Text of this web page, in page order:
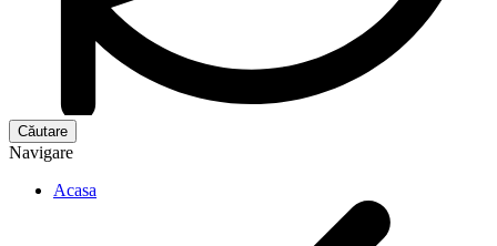
Navigare
Acasa